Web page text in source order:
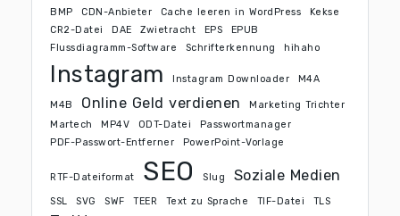
BMP
CDN-Anbieter Cache leeren in WordPress
Kekse
CR2-Datei
DAE Zwietracht EPS
EPUB
Flussdiagramm-Software
Schrifterkennung hihaho
Instagram Instagram Downloader M4A
M4B Online Geld verdienen
Marketing Trichter
Martech
MP4V ODT-Datei
Passwortmanager
PDF-Passwort-Entferner
PowerPoint-Vorlage
RTF-Dateiformat SEO Slug Soziale Medien
SSL SVG SWF TEER Text zu Sprache TIF-Datei TLS